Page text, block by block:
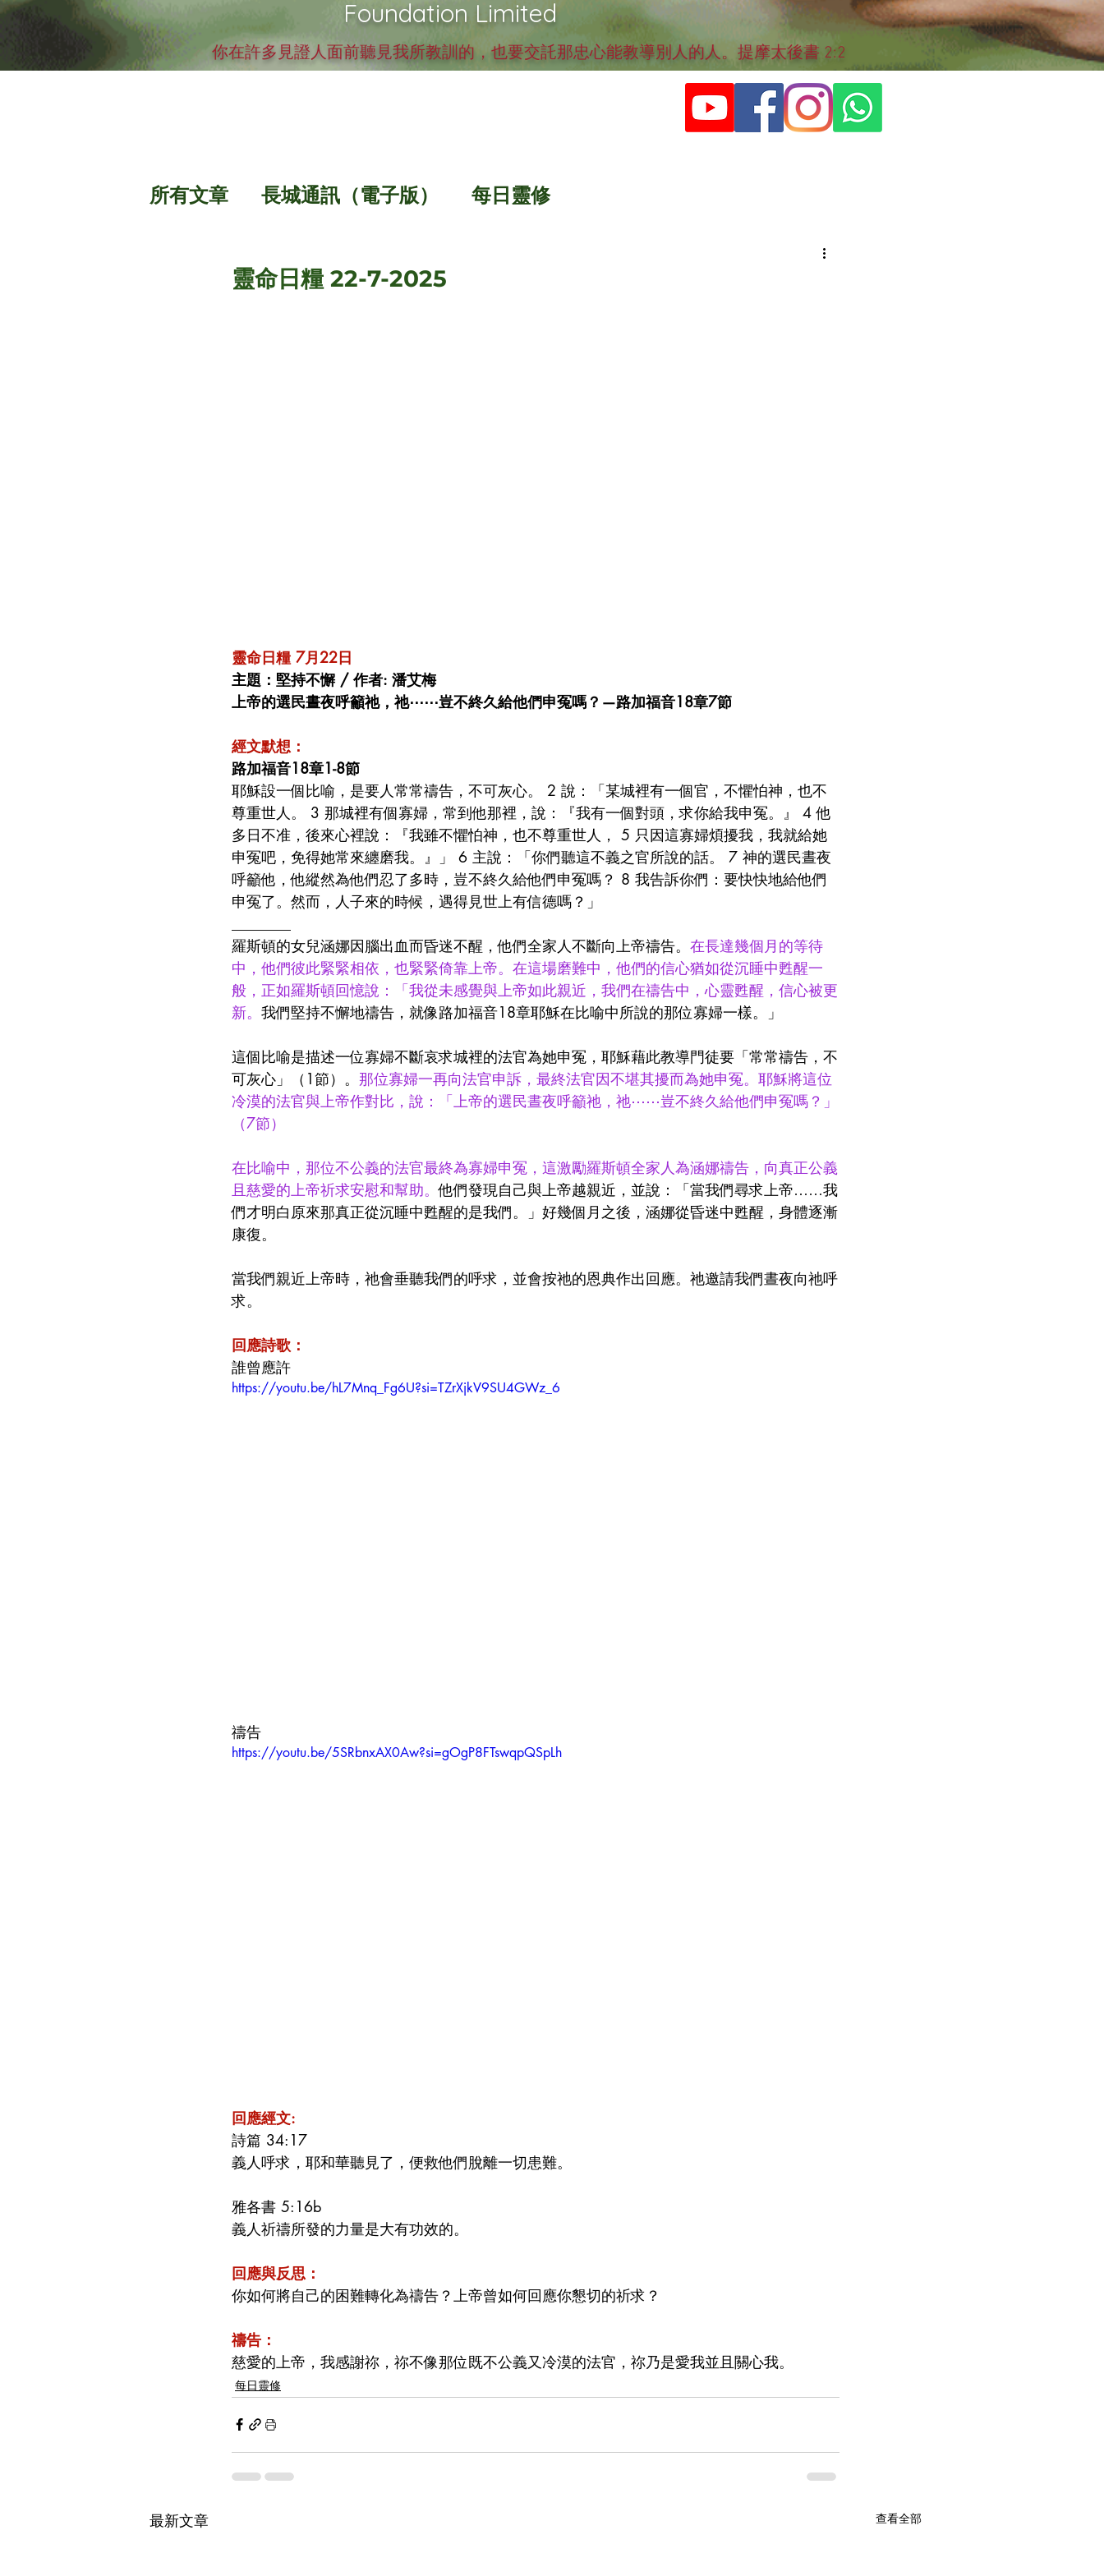
Foundation Limited
你在許多見證人面前聽見我所教訓的，也要交託那忠心能教導別人的人。提摩太後書 2:2
所有文章 長城通訊（電子版） 每日靈修
靈命日糧 22-7-2025
靈命日糧 7月22日
主題：堅持不懈 / 作者: 潘艾梅
上帝的選民晝夜呼籲祂，祂⋯⋯豈不終久給他們申冤嗎？—路加福音18章7節
經文默想：
路加福音18章1-8節
耶穌設一個比喻，是要人常常禱告，不可灰心。 2 說：「某城裡有一個官，不懼怕神，也不
尊重世人。 3 那城裡有個寡婦，常到他那裡，說：『我有一個對頭，求你給我申冤。』 4 他
多日不准，後來心裡說：『我雖不懼怕神，也不尊重世人， 5 只因這寡婦煩擾我，我就給她
申冤吧，免得她常來纏磨我。』」 6 主說：「你們聽這不義之官所說的話。 7 神的選民晝夜
呼籲他，他縱然為他們忍了多時，豈不終久給他們申冤嗎？ 8 我告訴你們：要快快地給他們
申冤了。然而，人子來的時候，遇得見世上有信德嗎？」
羅斯頓的女兒涵娜因腦出血而昏迷不醒，他們全家人不斷向上帝禱告。 在長達幾個月的等待
中，他們彼此緊緊相依，也緊緊倚靠上帝。在這場磨難中，他們的信心猶如從沉睡中甦醒一
般，正如羅斯頓回憶說：「我從未感覺與上帝如此親近，我們在禱告中，心靈甦醒，信心被更
新。 我們堅持不懈地禱告，就像路加福音18章耶穌在比喻中所說的那位寡婦一樣。」
這個比喻是描述一位寡婦不斷哀求城裡的法官為她申冤，耶穌藉此教導門徒要「常常禱告，不
可灰心」（1節）。 那位寡婦一再向法官申訴，最終法官因不堪其擾而為她申冤。耶穌將這位
冷漠的法官與上帝作對比，說：「上帝的選民晝夜呼籲祂，祂⋯⋯豈不終久給他們申冤嗎？」
（7節）
在比喻中，那位不公義的法官最終為寡婦申冤，這激勵羅斯頓全家人為涵娜禱告，向真正公義
且慈愛的上帝祈求安慰和幫助。他們發現自己與上帝越親近，並說：「當我們尋求上帝……我
們才明白原來那真正從沉睡中甦醒的是我們。」好幾個月之後，涵娜從昏迷中甦醒，身體逐漸
康復。
當我們親近上帝時，祂會垂聽我們的呼求，並會按祂的恩典作出回應。祂邀請我們晝夜向祂呼
求。
回應詩歌：
誰曾應許
https://youtu.be/hL7Mnq_Fg6U?si=TZrXjkV9SU4GWz_6
禱告
https://youtu.be/5SRbnxAX0Aw?si=gOgP8FTswqpQSpLh
回應經文:
詩篇 34:17
義人呼求，耶和華聽見了，便救他們脫離一切患難。
雅各書 5:16b
義人祈禱所發的力量是大有功效的。
回應與反思：
你如何將自己的困難轉化為禱告？上帝曾如何回應你懇切的祈求？
禱告：
慈愛的上帝，我感謝祢，祢不像那位既不公義又冷漠的法官，祢乃是愛我並且關心我。
每日靈修
最新文章 查看全部